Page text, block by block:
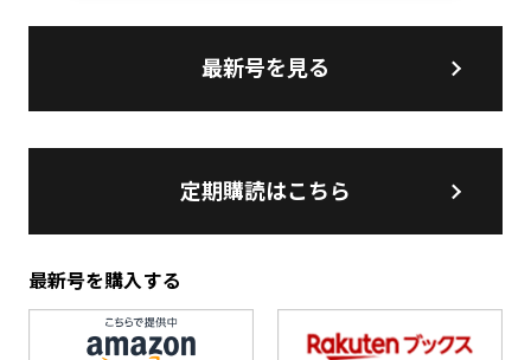
最新号を見る
定期購読はこちら
最新号を購入する